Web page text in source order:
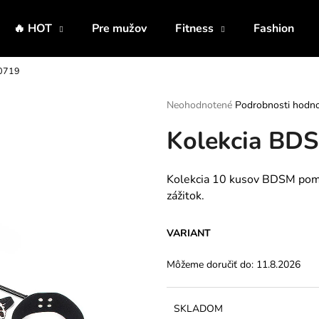
🔥 HOT Pre mužov Fitness Fashion
Priemerné
produktu
je
z
5
hviezdičiek.
Neohodnotené Podrobnosti
Kolekcia
Kolekcia 10 kusov BDSM
zážitok.
VARIANT
Môžeme doručiť do: 11.8.2026
SKLADOM
Čo potrebujete nájsť?
HĽADAŤ